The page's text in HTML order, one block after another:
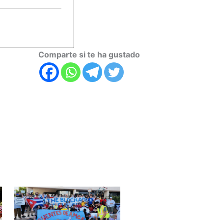
Comparte si te ha gustado